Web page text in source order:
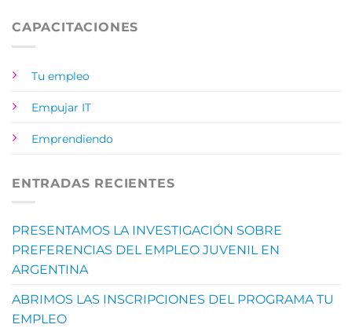
CAPACITACIONES
Tu empleo
Empujar IT
Emprendiendo
ENTRADAS RECIENTES
PRESENTAMOS LA INVESTIGACIÓN SOBRE
PREFERENCIAS DEL EMPLEO JUVENIL EN
ARGENTINA
ABRIMOS LAS INSCRIPCIONES DEL PROGRAMA TU
EMPLEO